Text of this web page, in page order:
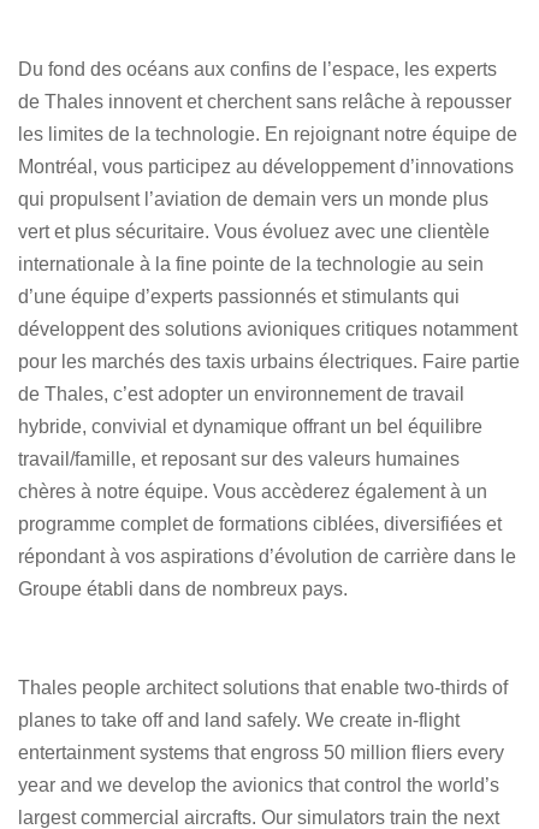
Du fond des océans aux confins de l’espace, les experts
de Thales innovent et cherchent sans relâche à repousser
les limites de la technologie. En rejoignant notre équipe de
Montréal, vous participez au développement d’innovations
qui propulsent l’aviation de demain vers un monde plus
vert et plus sécuritaire. Vous évoluez avec une clientèle
internationale à la fine pointe de la technologie au sein
d’une équipe d’experts passionnés et stimulants qui
développent des solutions avioniques critiques notamment
pour les marchés des taxis urbains électriques. Faire partie
de Thales, c’est adopter un environnement de travail
hybride, convivial et dynamique offrant un bel équilibre
travail/famille, et reposant sur des valeurs humaines
chères à notre équipe. Vous accèderez également à un
programme complet de formations ciblées, diversifiées et
répondant à vos aspirations d’évolution de carrière dans le
Groupe établi dans de nombreux pays.
Thales people architect solutions that enable two-thirds of
planes to take off and land safely. We create in-flight
entertainment systems that engross 50 million fliers every
year and we develop the avionics that control the world’s
largest commercial aircrafts. Our simulators train the next